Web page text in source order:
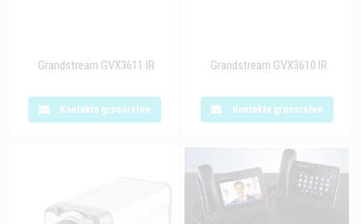
Grandstream GVX3611 IR
Kontakta grossisten
Grandstream GVX3610 IR
Kontakta grossisten